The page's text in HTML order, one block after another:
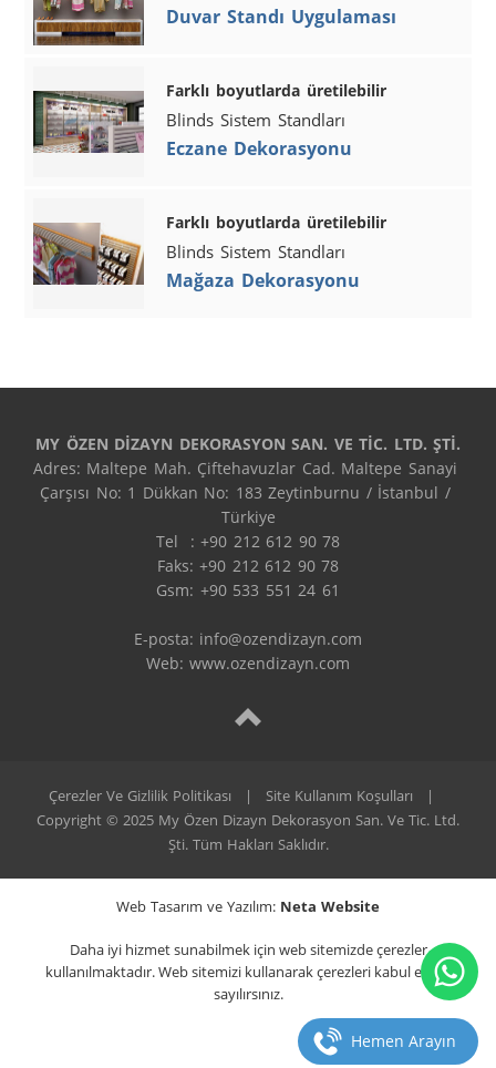
Duvar Standı Uygulaması
Farklı boyutlarda üretilebilir
Blinds Sistem Standları
Eczane Dekorasyonu
Farklı boyutlarda üretilebilir
Blinds Sistem Standları
Mağaza Dekorasyonu
MY ÖZEN DİZAYN DEKORASYON SAN. VE TİC. LTD. ŞTİ.
Adres: Maltepe Mah. Çiftehavuzlar Cad. Maltepe Sanayi
Çarşısı No: 1 Dükkan No: 183 Zeytinburnu / İstanbul /
Türkiye
Tel  : +90 212 612 90 78
Faks: +90 212 612 90 78
Gsm: +90 533 551 24 61
E-posta: info@ozendizayn.com
Web: www.ozendizayn.com
Çerezler Ve Gizlilik Politikası | Site Kullanım Koşulları
|
Copyright © 2025 My Özen Dizayn Dekorasyon San. Ve Tic. Ltd.
Şti. Tüm Hakları Saklıdır.
Web Tasarım ve Yazılım: Neta Website
Daha iyi hizmet sunabilmek için web sitemizde çerezler
kullanılmaktadır. Web sitemizi kullanarak çerezleri kabul etmiş
sayılırsınız.
Hemen Arayın